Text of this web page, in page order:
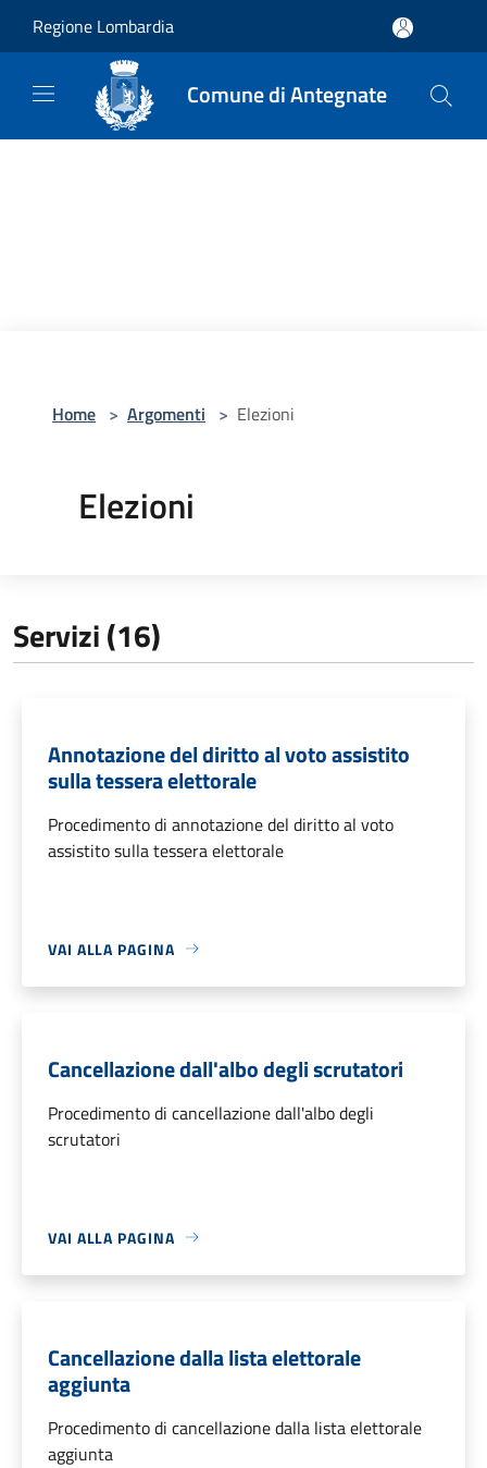
Regione Lombardia
Comune di Antegnate
Home > Argomenti > Elezioni
Elezioni
Servizi (16)
Annotazione del diritto al voto assistito
sulla tessera elettorale
Procedimento di annotazione del diritto al voto
assistito sulla tessera elettorale
VAI ALLA PAGINA
Cancellazione dall'albo degli scrutatori
Procedimento di cancellazione dall'albo degli
scrutatori
VAI ALLA PAGINA
Cancellazione dalla lista elettorale
aggiunta
Procedimento di cancellazione dalla lista elettorale
aggiunta